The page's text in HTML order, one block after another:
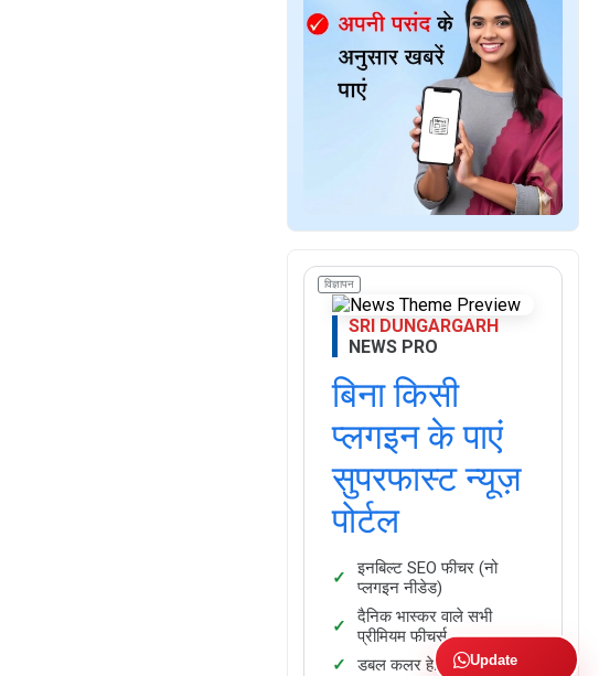
विज्ञापन
SRI DUNGARGARH
NEWS PRO
बिना किसी
प्लगइन के पाएं
सुपरफास्ट न्यूज़
पोर्टल
इनबिल्ट SEO फीचर (नो
प्लगइन नीडेड)
दैनिक भास्कर वाले सभी
प्रीमियम फीचर्स
डबल कलर हेडिंग फैसिलिटी
Update